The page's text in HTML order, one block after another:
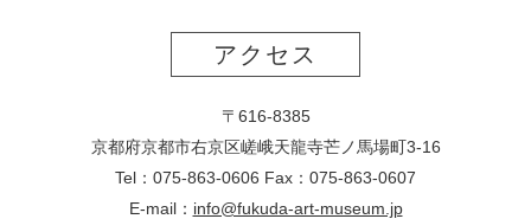
アクセス
〒616-8385
京都府京都市右京区嵯峨天龍寺芒ノ馬場町3-16
Tel：075-863-0606 Fax：075-863-0607
E-mail： info@fukuda-art-museum.jp